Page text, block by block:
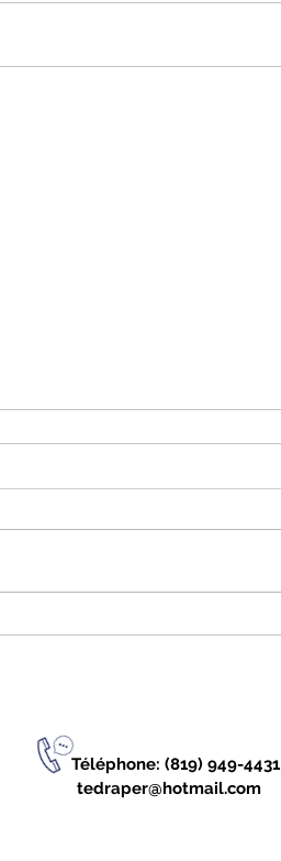
La vie dans les camps forestiers!
Téléphone: (819) 949-4431
tedraper@hotmail.com